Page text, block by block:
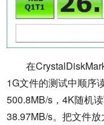
在
1G文件的测试中顺序
500.8MB/s，4K随机
38.97MB/s。把文件